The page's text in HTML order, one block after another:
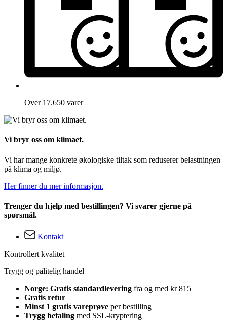
Over 17.650 varer
Vi bryr oss om klimaet.
Vi har mange konkrete økologiske tiltak som reduserer belastningen
på klima og miljø.
Her finner du mer informasjon.
Trenger du hjelp med bestillingen? Vi svarer gjerne på
spørsmål.
Kontakt
Kontrollert kvalitet
Trygg og pålitelig handel
Norge: Gratis standardlevering fra og med kr 815
Gratis retur
Minst 1 gratis vareprøve per bestilling
Trygg betaling med SSL-kryptering